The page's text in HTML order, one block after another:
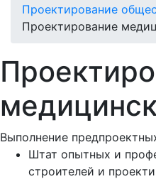
Проектирование
Проектирование
Выполнение
Штат опытных и
строителей и